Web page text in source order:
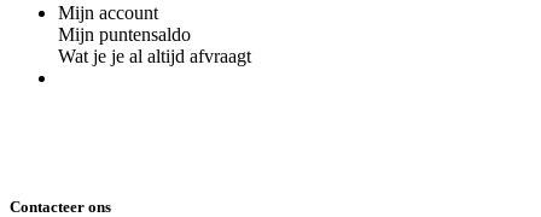
Mijn account
Mijn puntensaldo
Wat je je al altijd afvraagt
Contacteer ons